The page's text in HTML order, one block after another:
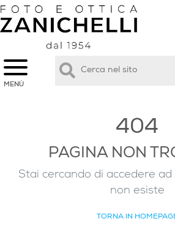
MENÙ
404
PAGINA NON
Stai cercando di accedere
non esiste
TORNA IN